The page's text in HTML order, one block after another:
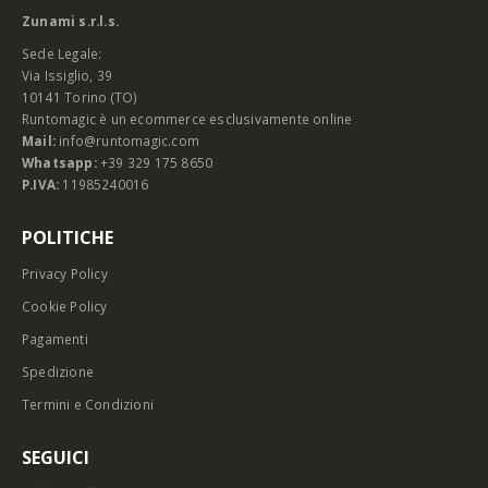
Zunami s.r.l.s.
Sede Legale:
Via Issiglio, 39
10141 Torino (TO)
Runtomagic è un ecommerce esclusivamente online
Mail: info@runtomagic.com
Whatsapp: +39 329 175 8650
P.IVA: 11985240016
POLITICHE
Privacy Policy
Cookie Policy
Pagamenti
Spedizione
Termini e Condizioni
SEGUICI